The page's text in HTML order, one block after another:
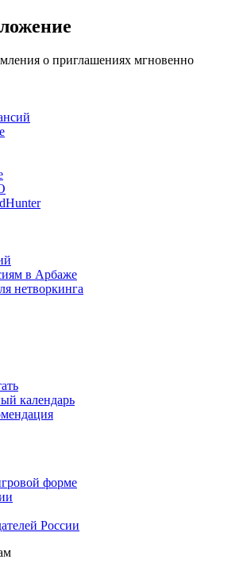
о приглашениях мгновенно
в Арбаже
нетворкинга
календарь
форме
России